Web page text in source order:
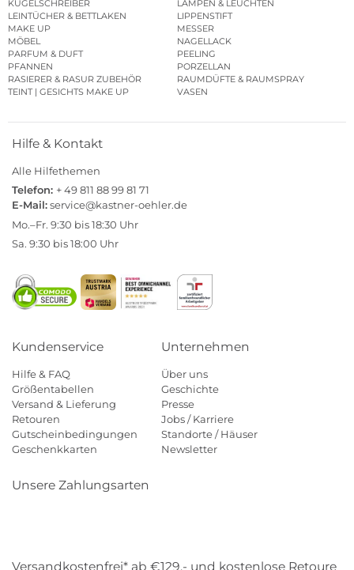
KUGELSCHREIBER
LAMPEN & LEUCHTEN
LEINTÜCHER & BETTLAKEN
LIPPENSTIFT
MAKE UP
MESSER
MÖBEL
NAGELLACK
PARFUM & DUFT
PEELING
PFANNEN
PORZELLAN
RASIERER & RASUR ZUBEHÖR
RAUMDÜFTE & RAUMSPRAY
TEINT | GESICHTS MAKE UP
VASEN
Hilfe & Kontakt
Alle Hilfethemen
Telefon: + 49 811 88 99 81 71
E-Mail:service@kastner-oehler.de
Mo.–Fr. 9:30 bis 18:30 Uhr
Sa. 9:30 bis 18:00 Uhr
Kundenservice
Hilfe & FAQ
Größentabellen
Versand & Lieferung
Retouren
Gutscheinbedingungen
Geschenkkarten
Unternehmen
Über uns
Geschichte
Presse
Jobs / Karriere
Standorte / Häuser
Newsletter
Unsere Zahlungsarten
Versandkostenfrei* ab €129,- und kostenlose Retoure